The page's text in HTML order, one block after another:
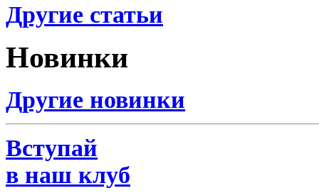
Другие статьи
Новинки
Другие новинки
Вступай
в наш клуб